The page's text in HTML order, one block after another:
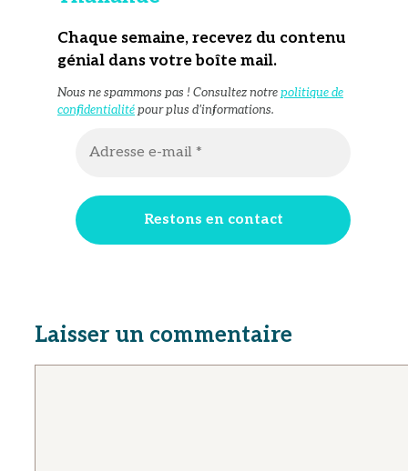
Chaque semaine, recevez du contenu
génial dans votre boîte mail.
Nous ne spammons pas ! Consultez notrepolitique de
confidentialitépour plus d’informations.
Laisser un commentaire